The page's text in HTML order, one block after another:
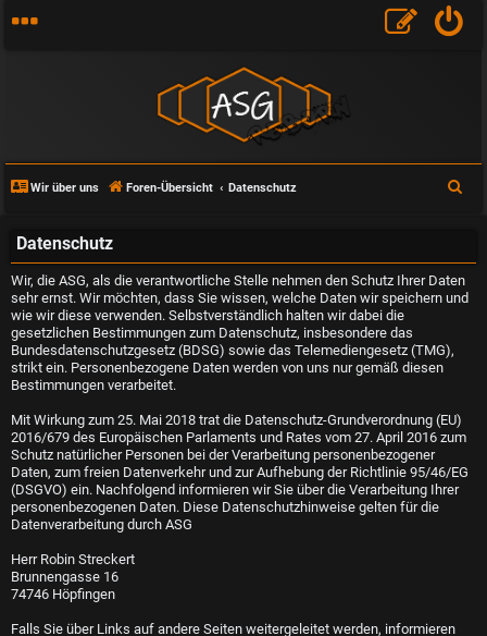
Wir über uns Foren-Übersicht Datenschutz
h
e
Datenschutz
Wir, die ASG, als die verantwortliche Stelle nehmen den Schutz Ihrer Daten
sehr ernst. Wir möchten, dass Sie wissen, welche Daten wir speichern und
wie wir diese verwenden. Selbstverständlich halten wir dabei die
gesetzlichen Bestimmungen zum Datenschutz, insbesondere das
Bundesdatenschutzgesetz (BDSG) sowie das Telemediengesetz (TMG),
strikt ein. Personenbezogene Daten werden von uns nur gemäß diesen
Bestimmungen verarbeitet.
Mit Wirkung zum 25. Mai 2018 trat die Datenschutz-Grundverordnung (EU)
2016/679 des Europäischen Parlaments und Rates vom 27. April 2016 zum
Schutz natürlicher Personen bei der Verarbeitung personenbezogener
Daten, zum freien Datenverkehr und zur Aufhebung der Richtlinie 95/46/EG
(DSGVO) ein. Nachfolgend informieren wir Sie über die Verarbeitung Ihrer
personenbezogenen Daten. Diese Datenschutzhinweise gelten für die
Datenverarbeitung durch ASG
Herr Robin Streckert
Brunnengasse 16
74746 Höpfingen
Falls Sie über Links auf andere Seiten weitergeleitet werden, informieren